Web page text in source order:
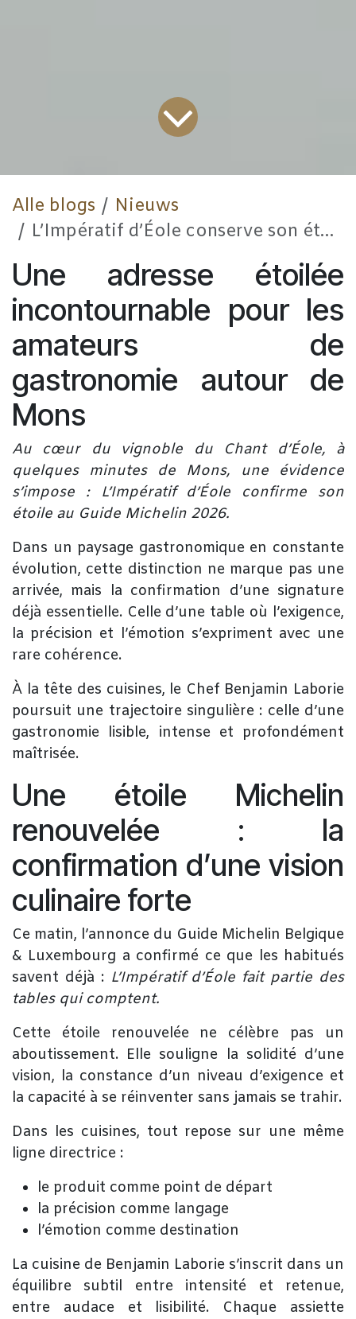
Alle blogs
Nieuws
L’Impératif d’Éole conserve son étoile Michelin: une table d’exception au cœur du vignoble du Chant d’Éole, près de Mons
Une adresse étoilée
incontournable pour les
amateurs de
gastronomie autour de
Mons
Au cœur du vignoble du Chant d’Éole, à
quelques minutes de Mons, une évidence
s’impose : L’Impératif d’Éole confirme son
étoile au Guide Michelin 2026.
Dans un paysage gastronomique en constante
évolution, cette distinction ne marque pas une
arrivée, mais la confirmation d’une signature
déjà essentielle. Celle d’une table où l’exigence,
la précision et l’émotion s’expriment avec une
rare cohérence.
À la tête des cuisines, le Chef Benjamin Laborie
poursuit une trajectoire singulière : celle d’une
gastronomie lisible, intense et profondément
maîtrisée.
Une étoile Michelin
renouvelée : la
confirmation d’une vision
culinaire forte
Ce matin, l’annonce du Guide Michelin Belgique
& Luxembourg a confirmé ce que les habitués
savent déjà : L’Impératif d’Éole fait partie des
tables qui comptent.
Cette étoile renouvelée ne célèbre pas un
aboutissement. Elle souligne la solidité d’une
vision, la constance d’un niveau d’exigence et
la capacité à se réinventer sans jamais se trahir.
Dans les cuisines, tout repose sur une même
ligne directrice :
le produit comme point de départ
la précision comme langage
l’émotion comme destination
La cuisine de Benjamin Laborie s’inscrit dans un
équilibre subtil entre intensité et retenue,
entre audace et lisibilité. Chaque assiette